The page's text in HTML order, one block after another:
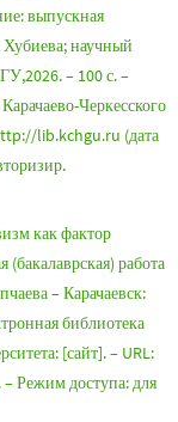
выпускная
научный
– 100 с. –
Черкесского
lib.kchgu.ru (дата
как фактор
работа
– Карачаевск:
библиотека
[сайт]. – URL:
Режим доступа: для